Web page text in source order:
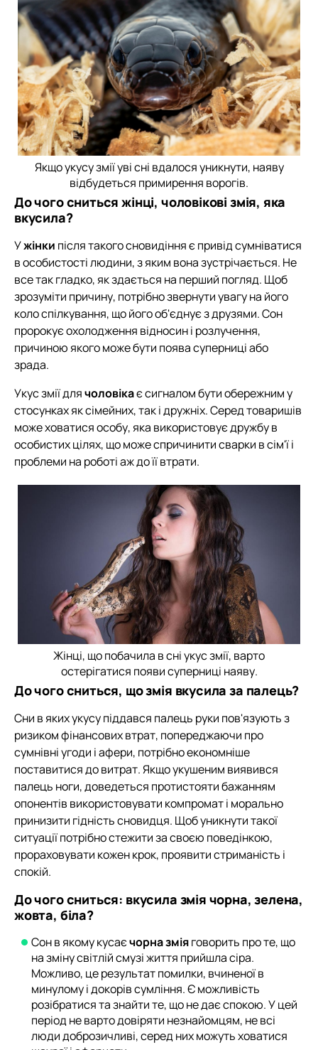
Якщо укусу змії уві сні вдалося уникнути, наяву
відбудеться примирення ворогів.
До чого сниться жінці, чоловікові змія, яка
вкусила?
Ужінки після такого сновидіння є привід сумніватися
в особистості людини, з яким вона зустрічається. Не
все так гладко, як здається на перший погляд. Щоб
зрозуміти причину, потрібно звернути увагу на його
коло спілкування, що його об'єднує з друзями. Сон
пророкує охолодження відносин і розлучення,
причиною якого може бути поява суперниці або
зрада.
Укус змії длячоловікає сигналом бути обережним у
стосунках як сімейних, так і дружніх. Серед товаришів
може ховатися особу, яка використовує дружбу в
особистих цілях, що може спричинити сварки в сім'ї і
проблеми на роботі аж до її втрати.
Жінці, що побачила в сні укус змії, варто
остерігатися появи суперниці наяву.
До чого сниться, що змія вкусила за палець?
Сни в яких укусу піддався палець руки пов'язують з
ризиком фінансових втрат, попереджаючи про
сумнівні угоди і афери, потрібно економніше
поставитися до витрат. Якщо укушеним виявився
палець ноги, доведеться протистояти бажанням
опонентів використовувати компромат і морально
принизити гідність сновидця. Щоб уникнути такої
ситуації потрібно стежити за своєю поведінкою,
прораховувати кожен крок, проявити стриманість і
спокій.
До чого сниться: вкусила змія чорна, зелена,
жовта, біла?
Сон в якому кусаєчорна зміяговорить про те, що
на зміну світлій смузі життя прийшла сіра.
Можливо, це результат помилки, вчиненої в
минулому і докорів сумління. Є можливість
розібратися та знайти те, що не дає спокою. У цей
період не варто довіряти незнайомцям, не всі
люди доброзичливі, серед них можуть ховатися